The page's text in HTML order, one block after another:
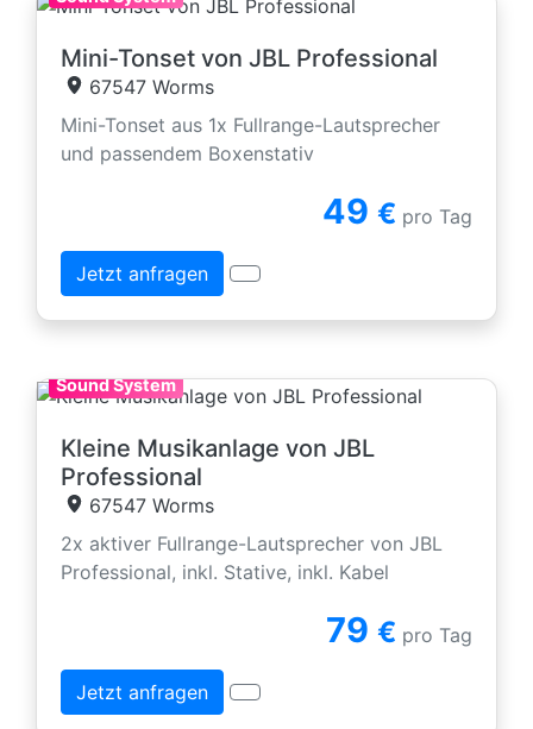
Mini-Tonset von JBL Professional
67547 Worms
Mini-Tonset aus 1x Fullrange-Lautsprecher
und passendem Boxenstativ
49 € pro Tag
Jetzt anfragen
Sound System
Kleine Musikanlage von JBL
Professional
67547 Worms
2x aktiver Fullrange-Lautsprecher von JBL
Professional, inkl. Stative, inkl. Kabel
79 € pro Tag
Jetzt anfragen